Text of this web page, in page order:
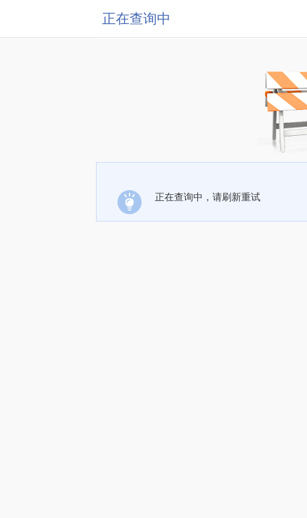
正在查询中
正在查询中，请刷新重试